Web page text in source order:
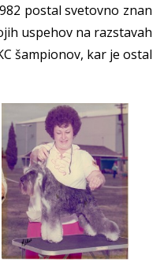
postal svetovno znan
uspehov na razstavah
šampionov, kar je ostal